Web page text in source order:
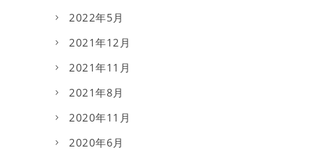
2022年5月
2021年12月
2021年11月
2021年8月
2020年11月
2020年6月